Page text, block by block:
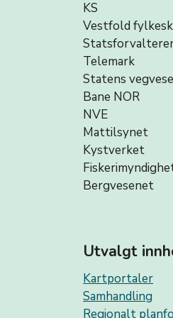
KS
Vestfold
Telemark
Statens
Bane NOR
NVE
Mattilsynet
Kystverket
Bergvesenet
Utvalgt
Kartportaler
Samhandling
Regionalt